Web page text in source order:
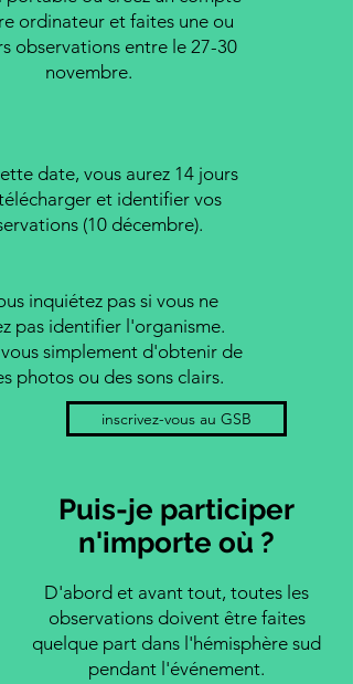
ordinateur et faites une ou
observations entre le 27-30
novembre.
date, vous aurez 14 jours
et identifier vos
(10 décembre).
inquiétez pas si vous ne
pas identifier l'organisme.
vous simplement d'obtenir de
photos ou des sons clairs.
inscrivez-vous au GSB
Puis-je participer
n'importe où ?
D'abord et avant tout, toutes les
observations doivent être faites
quelque part dans l'hémisphère sud
pendant l'événement.